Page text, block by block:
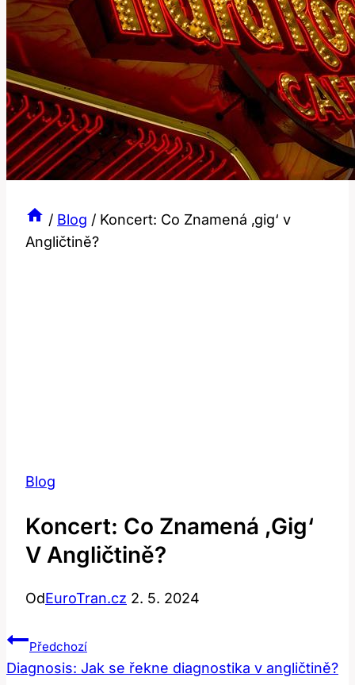
/ Blog / Koncert: Co Znamená ‚gig‘ v
Angličtině?
Blog
Koncert: Co Znamená ‚gig‘
V Angličtině?
OdEuroTran.cz 2. 5. 2024
Navigace
Pro
Předchozí
Diagnosis: Jak se řekne diagnostika v angličtině?